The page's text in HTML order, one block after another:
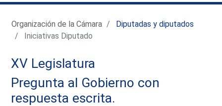
Organización de la Cámara
Diputadas y diputados
Iniciativas Diputado
XV Legislatura
Pregunta al Gobierno con
respuesta escrita.